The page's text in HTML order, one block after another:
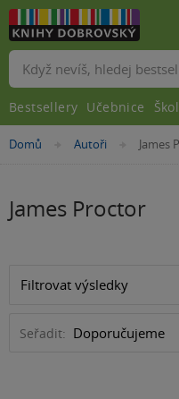
Nacházíte
Domů »Autoři »James
James Proctor
Filtrovat výsledky
Seřadit:
Vyhledávání
Bestsellery Učebnice